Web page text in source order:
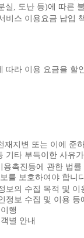
실, 도난 등)에 따른
비스 이용요금 납입
따라 이용 요금을 할
지변 또는 이에 준
기타 부득이한 사유
촉진등에 관한 법
를 보호하여야 합니
의 수집 목적 및 이
정보 수집 및 이용
행
별 안내